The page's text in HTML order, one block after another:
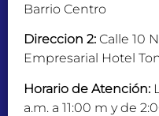
Barrio Centro
Direccion 2: Calle 10
Empresarial Hotel
Horario de Atención:
a.m. a 11:00 m y de